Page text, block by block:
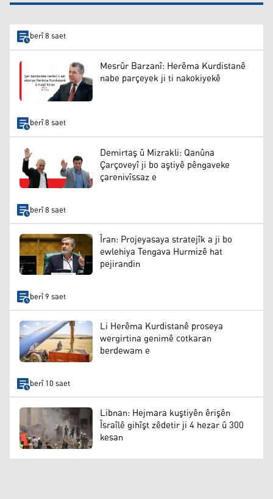
berî 8 saet
Mesrûr Barzanî: Herêma Kurdistanê
nabe parçeyek ji ti nakokiyekê
berî 8 saet
Demirtaş û Mizrakli: Qanûna
Çarçoveyî ji bo aştiyê pêngaveke
çarenivîssaz e
berî 8 saet
Îran: Projeyasaya stratejîk a ji bo
ewlehiya Tengava Hurmizê hat
pejirandin
berî 9 saet
Li Herêma Kurdistanê proseya
wergirtina genimê cotkaran
berdewam e
berî 10 saet
Libnan: Hejmara kuştiyên êrişên
Îsraîlê gihîşt zêdetir ji 4 hezar û 300
kesan